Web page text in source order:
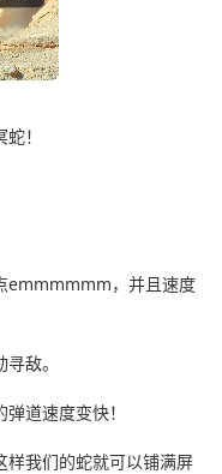
！
emmmmmm，并且速度
敌。
道速度变快！
样我们的蛇就可以铺满屏